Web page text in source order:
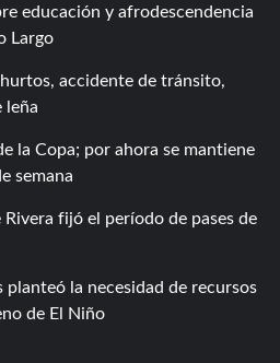
educación y afrodescendencia
Largo
accidente de tránsito,
leña
la Copa; por ahora se mantiene
semana
fijó el período de pases de
planteó la necesidad de recursos
de El Niño